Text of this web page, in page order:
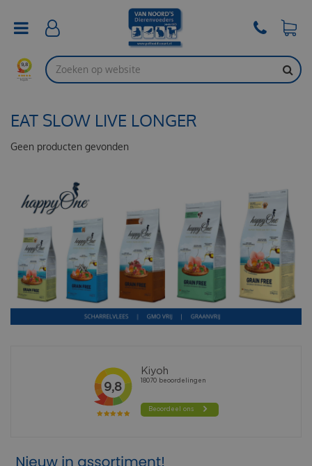
EAT SLOW LIVE LONGER
Geen producten gevonden